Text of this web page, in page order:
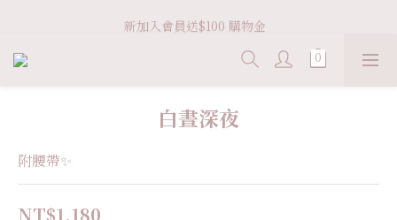
Welcome VHS.co
新加入會員送$100 購物金
白晝深夜
附腰帶✨
NT$1,180